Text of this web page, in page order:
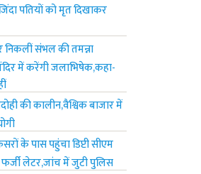
पतियों को मृत दिखाकर
निकलीं संभल की तमन्ना
में करेंगी जलाभिषेक,कहा-
की कालीन,वैश्विक बाजार में
के पास पहुंचा डिप्टी सीएम
लेटर,जांच में जुटी पुलिस